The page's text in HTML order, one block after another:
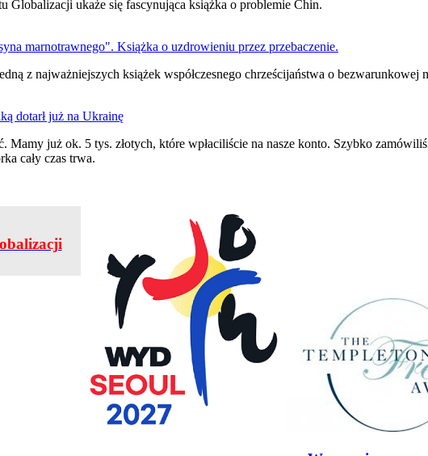
Globalizacji ukaże się fascynująca książka o problemie Chin.
marnotrawnego". Książka o uzdrowieniu przez przebaczenie.
z najważniejszych książek współczesnego chrześcijaństwa o bezwarunkowej
dotarł już na Ukrainę
Mamy już ok. 5 tys. złotych, które wpłaciliście na nasze konto. Szybko
cały czas trwa.